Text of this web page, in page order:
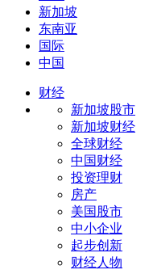
新加坡
东南亚
国际
中国
财经
新加坡股市
新加坡财经
全球财经
中国财经
投资理财
房产
美国股市
中小企业
起步创新
财经人物